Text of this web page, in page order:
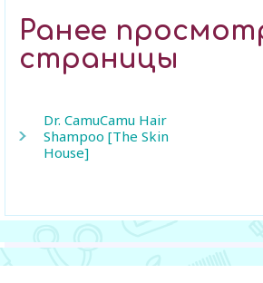
Ранее
страницы
Dr. CamuCamu Hair
Shampoo [The Skin
House]